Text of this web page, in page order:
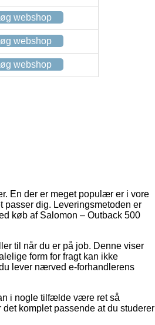
webshop
webshop
webshop
En der er meget populær er i vore
passer dig. Leveringsmetoden er
køb af Salomon – Outback 500
til når du er på job. Denne viser
form for fragt kan ikke
lever nærved e-forhandlerens
i nogle tilfælde være ret så
komplet passende at du studerer